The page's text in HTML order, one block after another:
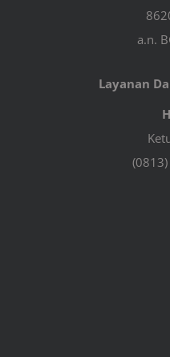
a.n.
Layanan